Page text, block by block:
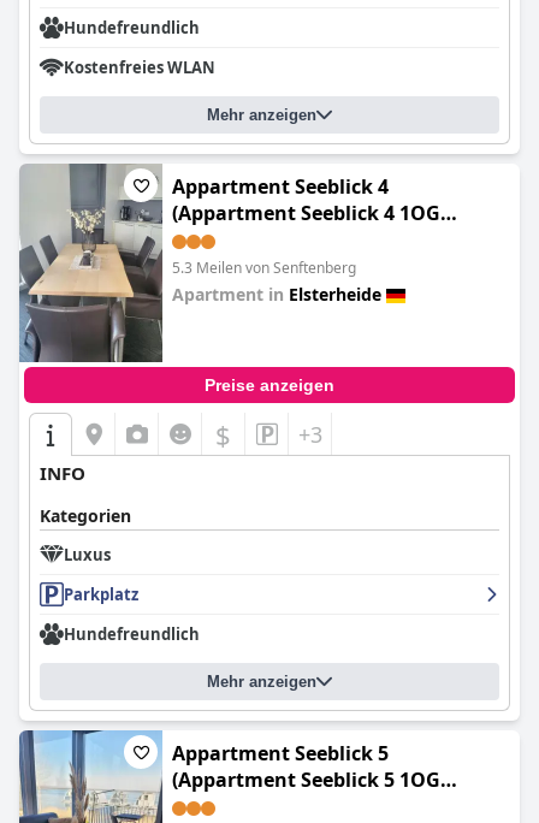
Hundefreundlich
Kostenfreies WLAN
Mehr anzeigen
Appartment Seeblick 4
(Appartment Seeblick 4 1OG
Grundbelegung 4 Pers)
5.3 Meilen von Senftenberg
Apartment in Elsterheide
Preise anzeigen
$ +3
INFO
Kategorien
Luxus
Parkplatz
Hundefreundlich
Mehr anzeigen
Appartment Seeblick 5
(Appartment Seeblick 5 1OG
Grundbelegung 4 Pers)